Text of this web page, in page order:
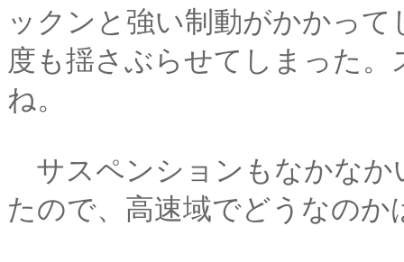
ックンと強い制動がかかっ
度も揺さぶらせてしまった
ね。
サスペンションもなかなか
たので、高速域でどうなのか